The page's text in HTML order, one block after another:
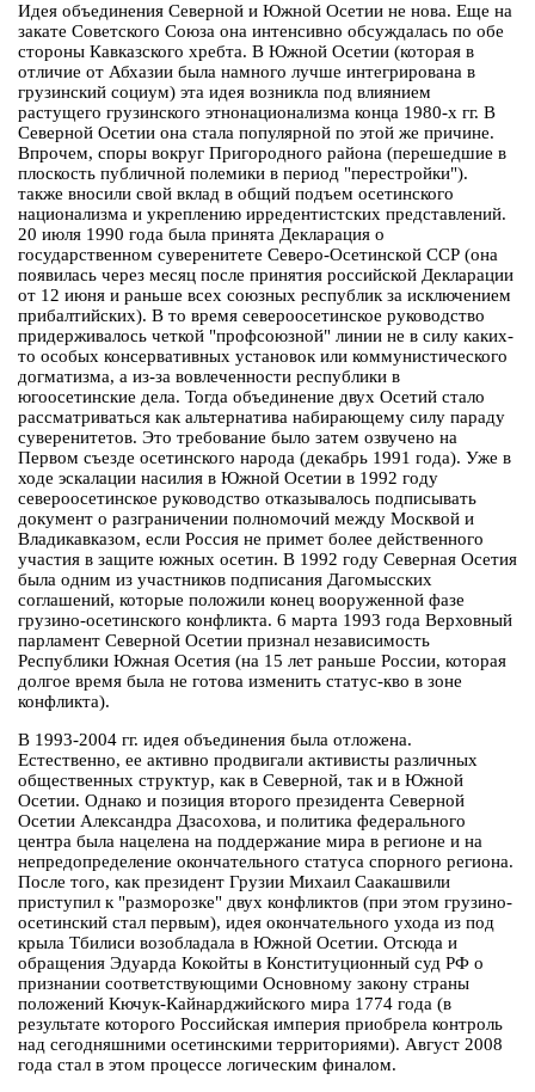
Идея объединения Северной и Южной Осетии не нова. Еще на
закате Советского Союза она интенсивно обсуждалась по обе
стороны Кавказского хребта. В Южной Осетии (которая в
отличие от Абхазии была намного лучше интегрирована в
грузинский социум) эта идея возникла под влиянием
растущего грузинского этнонационализма конца 1980-х гг. В
Северной Осетии она стала популярной по этой же причине.
Впрочем, споры вокруг Пригородного района (перешедшие в
плоскость публичной полемики в период "перестройки").
также вносили свой вклад в общий подъем осетинского
национализма и укреплению ирредентистских представлений.
20 июля 1990 года была принята Декларация о
государственном суверенитете Северо-Осетинской ССР (она
появилась через месяц после принятия российской Декларации
от 12 июня и раньше всех союзных республик за исключением
прибалтийских). В то время североосетинское руководство
придерживалось четкой "профсоюзной" линии не в силу каких-
то особых консервативных установок или коммунистического
догматизма, а из-за вовлеченности республики в
югоосетинские дела. Тогда объединение двух Осетий стало
рассматриваться как альтернатива набирающему силу параду
суверенитетов. Это требование было затем озвучено на
Первом съезде осетинского народа (декабрь 1991 года). Уже в
ходе эскалации насилия в Южной Осетии в 1992 году
североосетинское руководство отказывалось подписывать
документ о разграничении полномочий между Москвой и
Владикавказом, если Россия не примет более действенного
участия в защите южных осетин. В 1992 году Северная Осетия
была одним из участников подписания Дагомысских
соглашений, которые положили конец вооруженной фазе
грузино-осетинского конфликта. 6 марта 1993 года Верховный
парламент Северной Осетии признал независимость
Республики Южная Осетия (на 15 лет раньше России, которая
долгое время была не готова изменить статус-кво в зоне
конфликта).
В 1993-2004 гг. идея объединения была отложена.
Естественно, ее активно продвигали активисты различных
общественных структур, как в Северной, так и в Южной
Осетии. Однако и позиция второго президента Северной
Осетии Александра Дзасохова, и политика федерального
центра была нацелена на поддержание мира в регионе и на
непредопределение окончательного статуса спорного региона.
После того, как президент Грузии Михаил Саакашвили
приступил к "разморозке" двух конфликтов (при этом грузино-
осетинский стал первым), идея окончательного ухода из под
крыла Тбилиси возобладала в Южной Осетии. Отсюда и
обращения Эдуарда Кокойты в Конституционный суд РФ о
признании соответствующими Основному закону страны
положений Кючук-Кайнарджийского мира 1774 года (в
результате которого Российская империя приобрела контроль
над сегодняшними осетинскими территориями). Август 2008
года стал в этом процессе логическим финалом.